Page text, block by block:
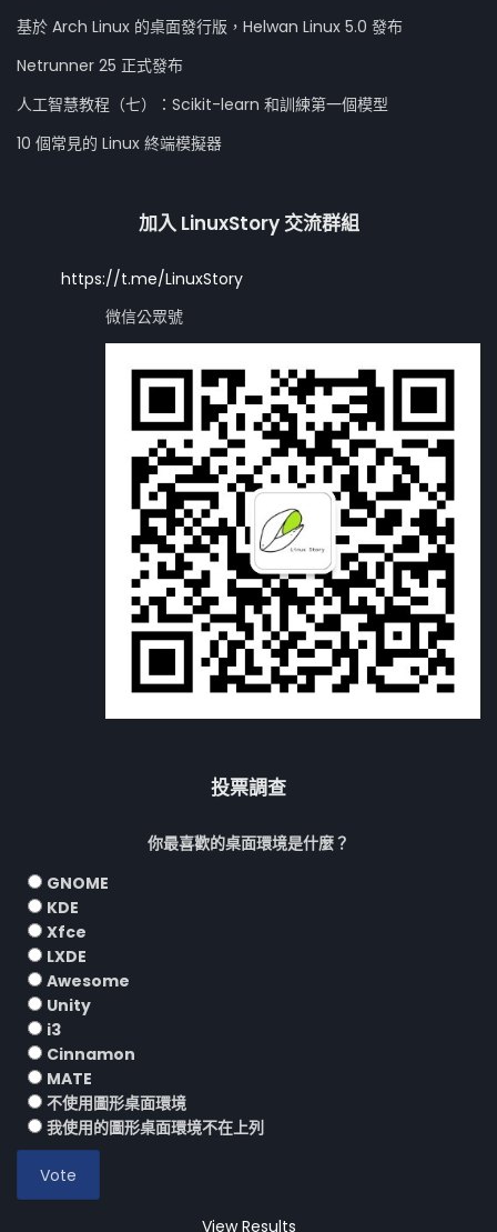
基於 Arch Linux 的桌面發行版，Helwan Linux 5.0 發布
Netrunner 25 正式發布
人工智慧教程（七）：Scikit-learn 和訓練第一個模型
10 個常見的 Linux 終端模擬器
加入 LinuxStory 交流群組
https://t.me/LinuxStory
微信公眾號
投票調查
你最喜歡的桌面環境是什麼？
GNOME
KDE
Xfce
LXDE
Awesome
Unity
i3
Cinnamon
MATE
不使用圖形桌面環境
我使用的圖形桌面環境不在上列
View Results